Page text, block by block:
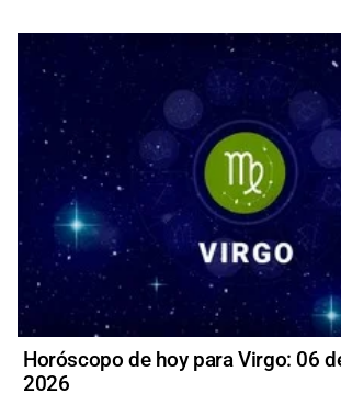
Horóscopo de hoy para Virgo: 06
2026